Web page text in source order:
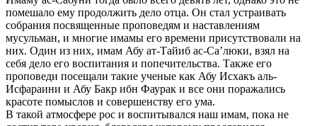
помешало ему продолжить дело отца. Он стал устраивать
собрания посвященные проповедям и наставлениям
мусульман, и многие имамы его времени присутствовали на
них. Один из них, имам Абу ат-Тайиб ас-Са’люки, взял на
себя дело его воспитания и попечительства. Также его
проповеди посещали такие ученые как Абу Исхакъ аль-
Исфараини и Абу Бакр ибн Фаурак и все они поражались
красоте помыслов и совершенству его ума.
В такой атмосфере рос и воспитывался наш имам, пока не